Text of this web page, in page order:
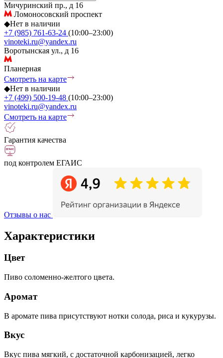
Мичуринский пр., д 16
Ломоносовский проспект
◆Нет в наличии
+7 (985) 761-63-24 (10:00–23:00)
vinoteki.ru@yandex.ru
Воротынская ул., д 16
Планерная
Смотреть на карте
◆Нет в наличии
+7 (499) 500-19-48 (10:00–23:00)
vinoteki.ru@yandex.ru
Смотреть на карте
Гарантия качества
под контролем ЕГАИС
Отзывы о нас
Характеристики
Цвет
Пиво соломенно-желтого цвета.
Аромат
В аромате пива присутствуют нотки солода, риса и кукурузы.
Вкус
Вкус пива мягкий, с достаточной карбонизацией, легко